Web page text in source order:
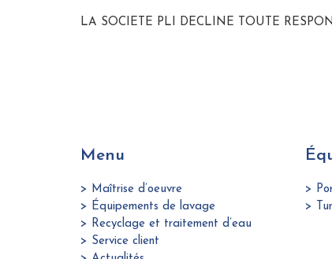
LA SOCIETE PLI DECLINE TOUTE
Menu
> Maîtrise d’oeuvre
> Équipements de lavage
> Recyclage et traitement d’eau
> Service client
>
>